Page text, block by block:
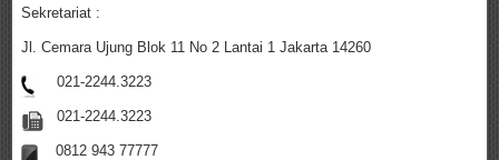
Sekretariat :
Jl. Cemara Ujung Blok 11 No 2 Lantai 1 Jakarta 14260
021-2244.3223
021-2244.3223
0812 943 77777